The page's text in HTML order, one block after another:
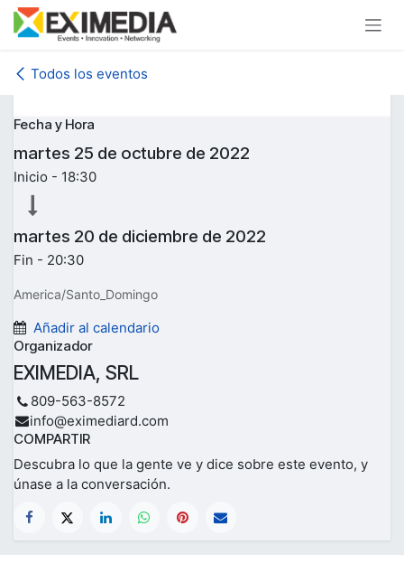
Ir al contenido
Todos los eventos
Fecha y Hora
martes 25 de octubre de 2022
Inicio - 18:30
martes 20 de diciembre de 2022
Fin - 20:30
America/Santo_Domingo
Añadir al calendario
Organizador
EXIMEDIA, SRL
809-563-8572
info@eximediard.com
COMPARTIR
Descubra lo que la gente ve y dice sobre este evento, y
únase a la conversación.